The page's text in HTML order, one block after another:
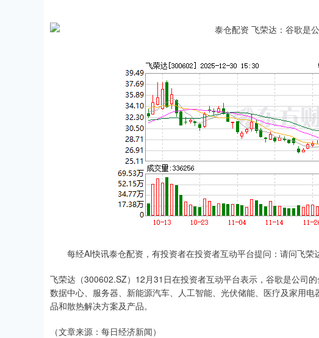
每经AI快讯泰仓配资，有投资者在投资者互动平台提问：请问飞荣
飞荣达（300602.SZ）12月31日在投资者互动平台表示，谷歌是公司
数据中心、服务器、新能源汽车、人工智能、光伏储能、医疗及家用
品和散热解决方案及产品。
（文章来源：每日经济新闻）
3940.04 39.68 1.02% 深证成指